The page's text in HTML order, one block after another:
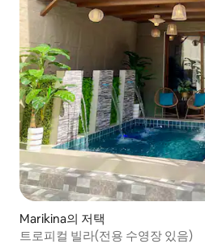
Marikina의 저택
트로피컬 빌라(전용 수영장 있음)